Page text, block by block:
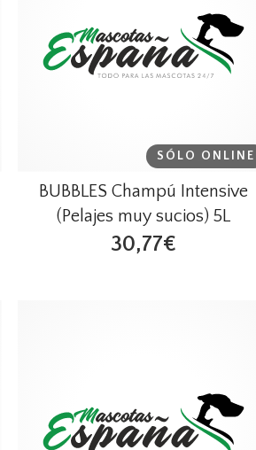
SÓLO ONLINE
BUBBLES Champú Intensive
(Pelajes muy sucios) 5L
30,77€